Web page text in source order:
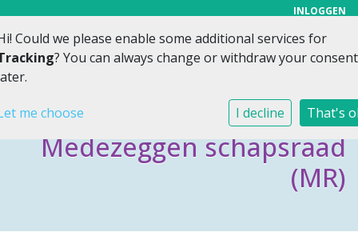
INLOGGEN
Medezeggen schapsraad
(MR)
Could we please enable some additional services for
? You can always change or withdraw your consent
me choose I decline That's